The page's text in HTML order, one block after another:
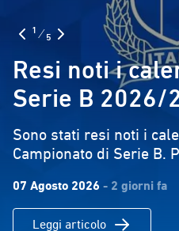
1 ⁄5
Resi noti i
Serie B 2026/
Sono stati resi noti i
Campionato di Serie B.
quella classica
e ritorno. Le prime di
07 Agosto 2026 - 2 giorni fa
Leggi articolo